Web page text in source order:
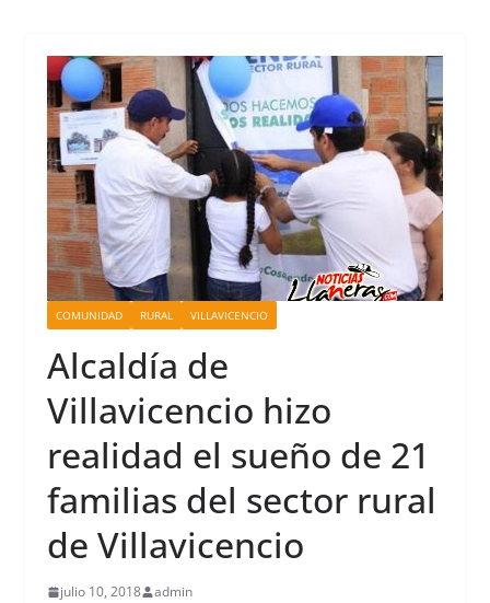
COMUNIDAD RURAL VILLAVICENCIO
Alcaldía de
Villavicencio hizo
realidad el sueño de 21
familias del sector rural
de Villavicencio
julio 10, 2018 admin